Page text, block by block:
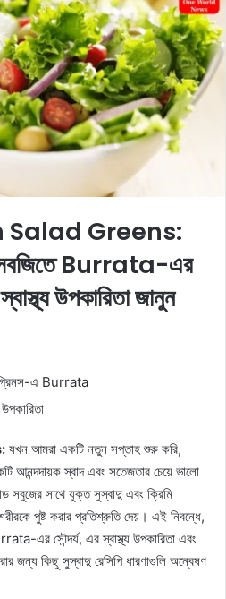
Salad Greens:
Burrata-এর
উপকারিতা জানুন
গ্রিনস-এ Burrata
যখন আমরা একটি নতুন সপ্তাহ শুরু করি,
আনন্দদায়ক স্বাদ এবং সতেজতার চেয়ে ভালো
সবুজের সাথে যুক্ত সুস্বাদু এবং ক্রিমি
পুষ্ট করার প্রতিশ্রুতি দেয়। এই নিবন্ধে,
এর সৌন্দর্য, এর স্বাস্থ্য উপকারিতা এবং
জন্য কিছু সুস্বাদু রেসিপি ধারণাগুলি অন্বেষণ